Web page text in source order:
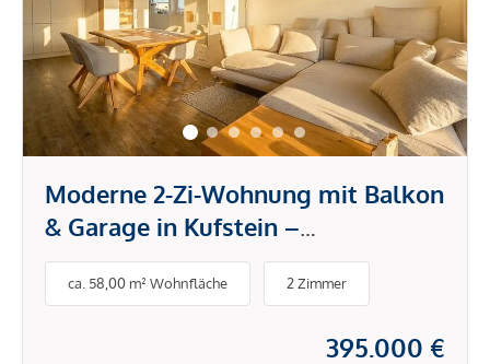
Moderne 2-Zi-Wohnung mit Balkon
& Garage in Kufstein –
Traumwohnung in zentralster
Lage!
ca. 58,00 m² Wohnfläche 2 Zimmer
395.000 €